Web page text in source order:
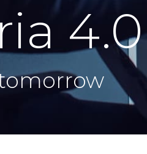
4.0